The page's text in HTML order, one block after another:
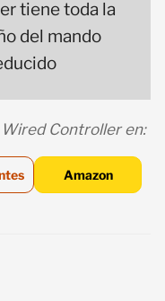
tiene toda la
del mando
Controller en:
Amazon